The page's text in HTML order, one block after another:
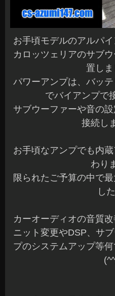
お手頃モデルのアルパ
カロッツェリアのサブ
置しま
パワーアンプは、バッ
でバイアンプで
サブウーファーや音の
接続し
お手頃なアンプでも内
わり
限られたご予算の中で
し
カーオーディオの音質
ニット変更やDSP、サ
プのシステムアップ等